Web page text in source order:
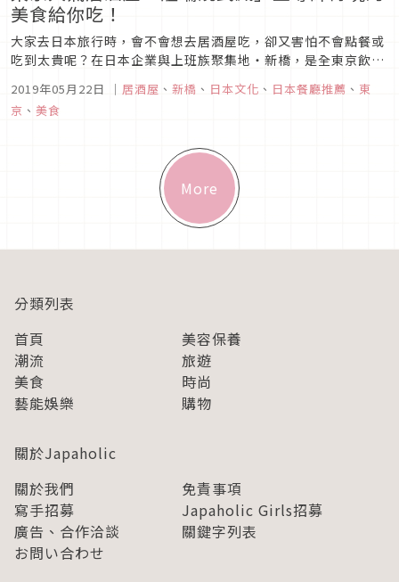
美食給你吃！
大家去日本旅行時，會不會想去居酒屋吃，卻又害怕不會點餐或
吃到太貴呢？在日本企業與上班族聚集地・新橋，是全東京飲食
店家與居酒屋最密集的地區。在這樣的一級激戰區想脫穎而出，
除了價錢、美味度、店家特色缺一不可。本篇為大家介紹的「爐
端燒武藏」，可說是全東京CP值最高的爐端燒居酒屋。什麼是
2019年05月22日 ｜ 居酒屋 、 新橋 、 日本文化 、 日本餐廳推薦 、 東
京 、 美食
More
分類列表
首頁
美容保養
潮流
旅遊
美食
時尚
藝能娛樂
購物
關於Japaholic
關於我們
免責事項
寫手招募
Japaholic Girls招募
廣告、合作洽談
關鍵字列表
お問い合わせ